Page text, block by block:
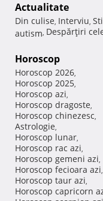
Actualitate
Din culise, Interviu,
autism, Despărţiri
Horoscop
Horoscop 2026,
Horoscop 2025,
Horoscop azi,
Horoscop dragoste,
Horoscop chinezesc,
Astrologie,
Horoscop lunar,
Horoscop rac azi,
Horoscop gemeni azi,
Horoscop fecioara azi,
Horoscop taur azi,
Horoscop capricorn